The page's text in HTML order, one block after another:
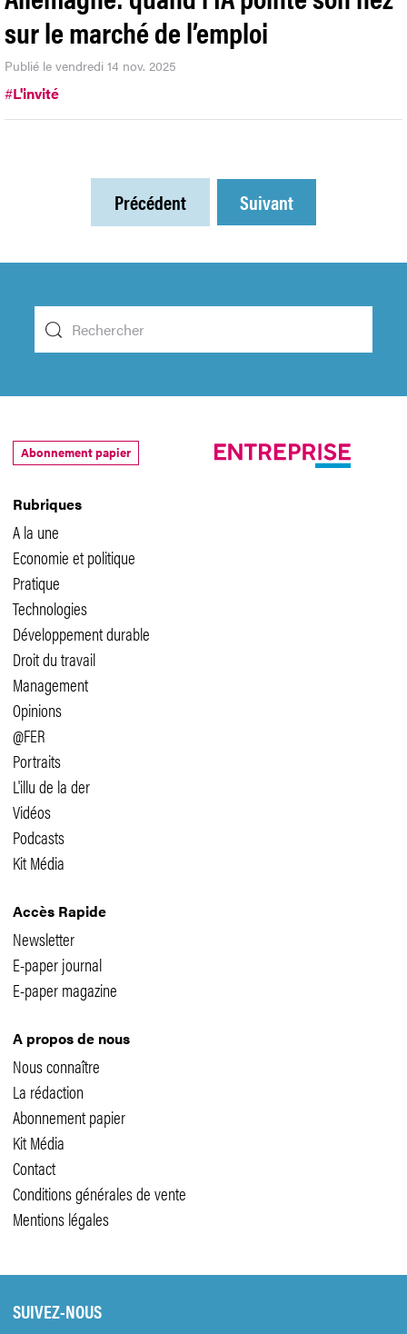
sur le marché de l’emploi
Publié le vendredi 14 nov. 2025
#L'invité
Précédent Suivant
Rubriques
A la une
Economie et politique
Pratique
Technologies
Développement durable
Droit du travail
Management
Opinions
@FER
Portraits
L'illu de la der
Vidéos
Podcasts
Kit Média
Accès Rapide
Newsletter
E-paper journal
E-paper magazine
A propos de nous
Nous connaître
La rédaction
Abonnement papier
Kit Média
Contact
Conditions générales de vente
Mentions légales
Abonnement papier
SUIVEZ-NOUS